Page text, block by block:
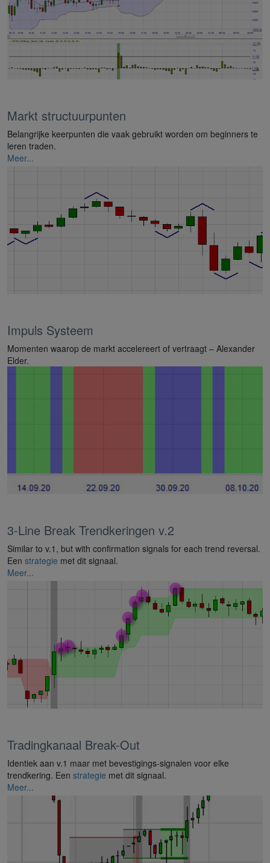
Markt structuurpunten
Belangrijke keerpunten die vaak gebruikt worden om beginners te
leren traden.
Meer...
Impuls Systeem
Momenten waarop de markt accelereert of vertraagt – Alexander
Elder.
3-Line Break Trendkeringen v.2
Similar to v.1, but with confirmation signals for each trend reversal.
Een strategie met dit signaal.
Meer...
Tradingkanaal Break-Out
Identiek aan v.1 maar met bevestigings-signalen voor elke
trendkering. Een strategie met dit signaal.
Meer...